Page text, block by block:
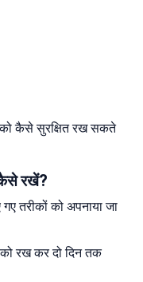
को कैसे सुरक्षित रख सकते
कैसे रखें?
तरीकों को अपनाया जा
को रख कर दो दिन तक